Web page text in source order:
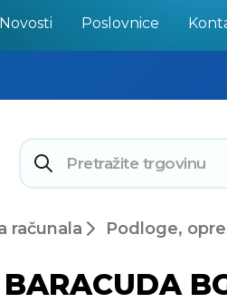
Novosti Poslovnice
🔥
računala Podloge,